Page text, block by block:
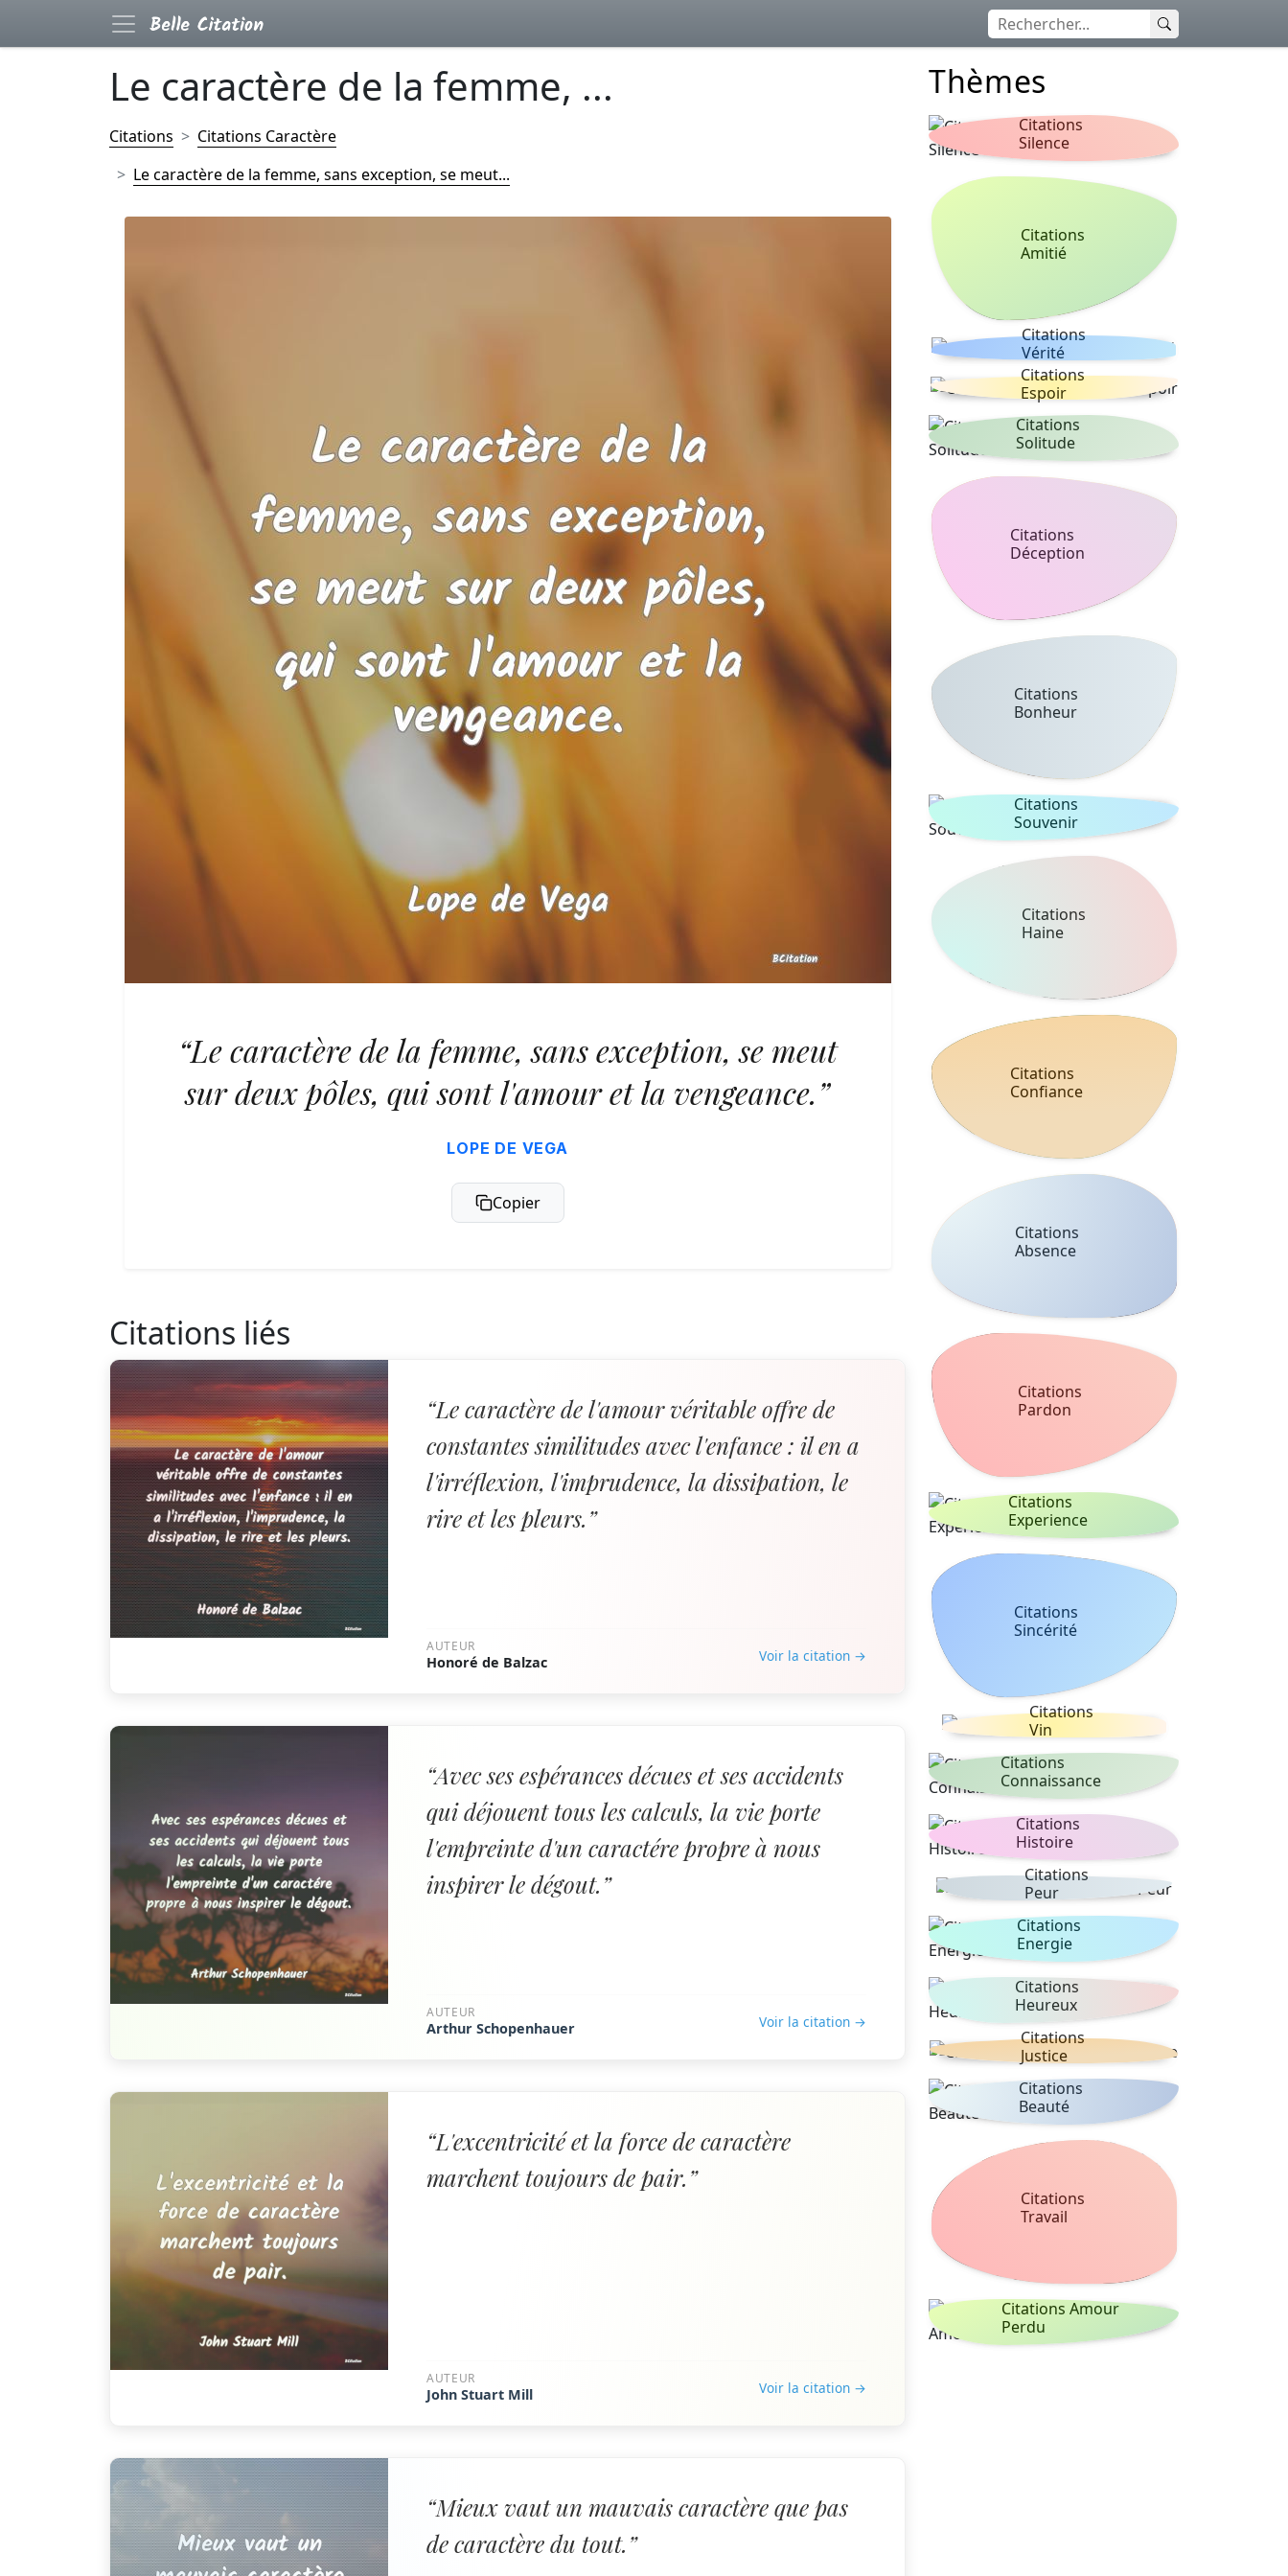
Le caractère de la femme, ...
Citations
Citations Caractère
Le caractère de la femme, sans exception, se meut...
“Le caractère de la femme, sans exception, se meut
sur deux pôles, qui sont l'amour et la vengeance.”
LOPE DE VEGA
Copier
Citations liés
“Le caractère de l'amour véritable offre de
constantes similitudes avec l'enfance : il en a
l'irréflexion, l'imprudence, la dissipation, le
rire et les pleurs.”
AUTEUR
Honoré de Balzac Voir la citation →
“Avec ses espérances décues et ses accidents
qui déjouent tous les calculs, la vie porte
l'empreinte d'un caractére propre à nous
inspirer le dégout.”
AUTEUR
Arthur Schopenhauer Voir la citation →
“L'excentricité et la force de caractère
marchent toujours de pair.”
AUTEUR
John Stuart Mill Voir la citation →
“Mieux vaut un mauvais caractère que pas
de caractère du tout.”
Thèmes
Citations
Silence
Citations
Amitié
Citations
Vérité
Citations
Espoir
Citations
Solitude
Citations
Déception
Citations
Bonheur
Citations
Souvenir
Citations
Haine
Citations
Confiance
Citations
Absence
Citations
Pardon
Citations
Experience
Citations
Sincérité
Citations
Vin
Citations
Connaissance
Citations
Histoire
Citations
Peur
Citations
Energie
Citations
Heureux
Citations
Justice
Citations
Beauté
Citations
Travail
Citations Amour
Perdu